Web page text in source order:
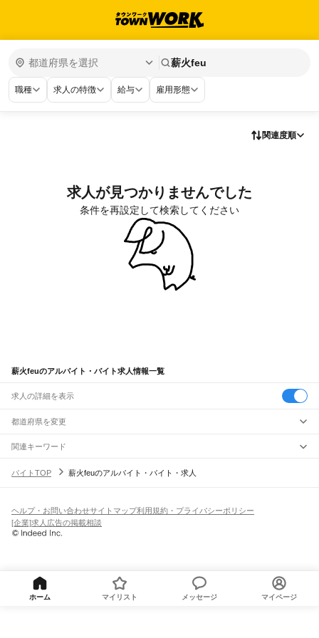
薪火feu
職種 求人の特徴 給与 雇用形態
関連度順
求人が見つかりませんでした
条件を再設定して検索してください
薪火feuのアルバイト・バイト求人情報一覧
求人の詳細を表示
都道府県を変更
関連キーワード
バイトTOP
薪火feuのアルバイト・バイト・求人
ヘルプ・お問い合わせサイトマップ利用規約・プライバシーポリシー
[企業]求人広告の掲載相談
ホーム マイリスト メッセージ マイページ